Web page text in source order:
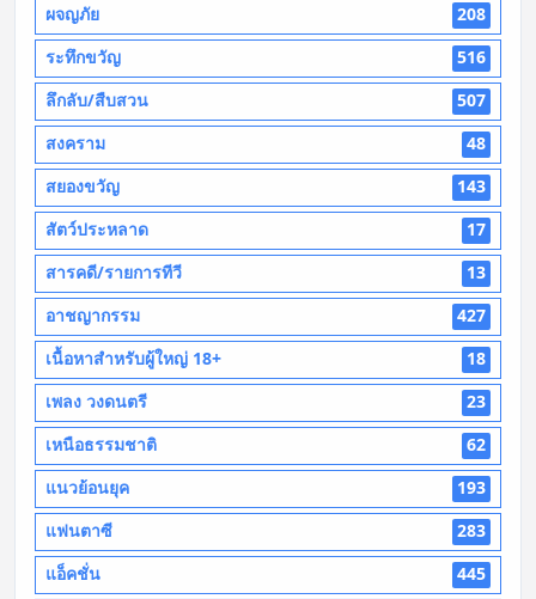
ผจญภัย
208
ระทึกขวัญ
516
ลึกลับ/สืบสวน
507
สงคราม
48
สยองขวัญ
143
สัตว์ประหลาด
17
สารคดี/รายการทีวี
13
อาชญากรรม
427
เนื้อหาสำหรับผู้ใหญ่ 18+
18
เพลง วงดนตรี
23
เหนือธรรมชาติ
62
แนวย้อนยุค
193
แฟนตาซี
283
แอ็คชั่น
445